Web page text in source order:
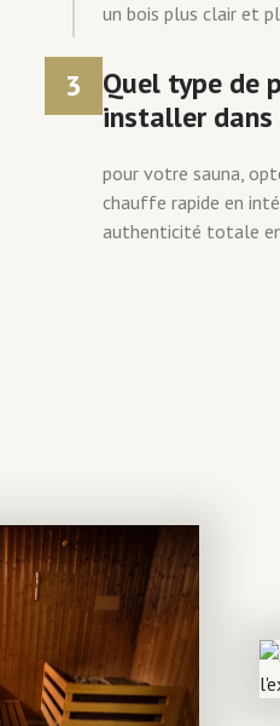
un bois plus clair et
3
Quel type de
installer dans
pour votre sauna,
chauffe rapide en
authenticité totale